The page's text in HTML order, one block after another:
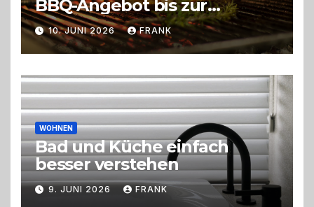
BBQ-Angebot bis zur
perfekten Eventorganisation
Trend zu Outdoor-Events,
Erlebnisgastronomie und
Live-Cooking
10. JUNI 2026 FRANK
WOHNEN
Bad und Küche einfach
besser verstehen
9. JUNI 2026 FRANK